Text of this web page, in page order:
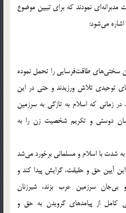
مدبرانه‌ای نمودند که برای تبیین موضوع
می‌شود:
سختی‌های طاقت‌فرسایی را تحمل نموده
توحیدی تلاش ورزیدند و حتی در این
در زمانی که اسلام به تازگی به سرزمین
دوستی و تکریم شخصیت زن را به
شدت با اسلام و مسلمانی برخورد می‌شد
آیین حق و حقیقت، گرایش پیدا کند و
سرزمین عرب بزند، شیرزنان
کامل از پیامدهای گرویدن به حق و